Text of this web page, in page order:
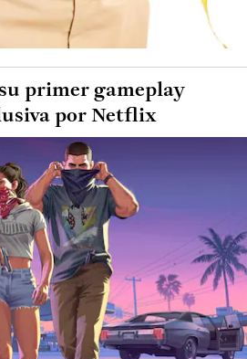
primer gameplay
por Netflix